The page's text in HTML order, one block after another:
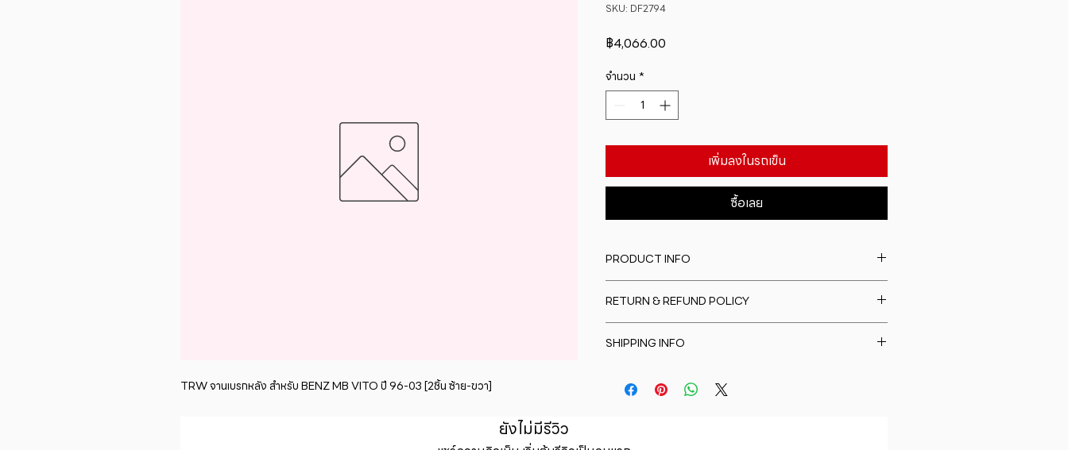
TRW จานเบรกหลัง สำหรับ BENZ MB VITO ปี 96-03 [2ชิ้น ซ้าย-ขวา]
SKU: DF2794
฿4,066.00
จำนวน *
เพิ่มลงในรถเข็น
ซื้อเลย
PRODUCT INFO
information about your product such as sizing,
material, care and cleaning instructions. This is also a
great space to write what makes this product
RETURN & REFUND POLICY
to let your customers know what to do in case they
straightforward refund or exchange policy is a great
way to build trust and reassure your customers that
SHIPPING INFO
information about your shipping methods,
ยังไม่มีรีวิว